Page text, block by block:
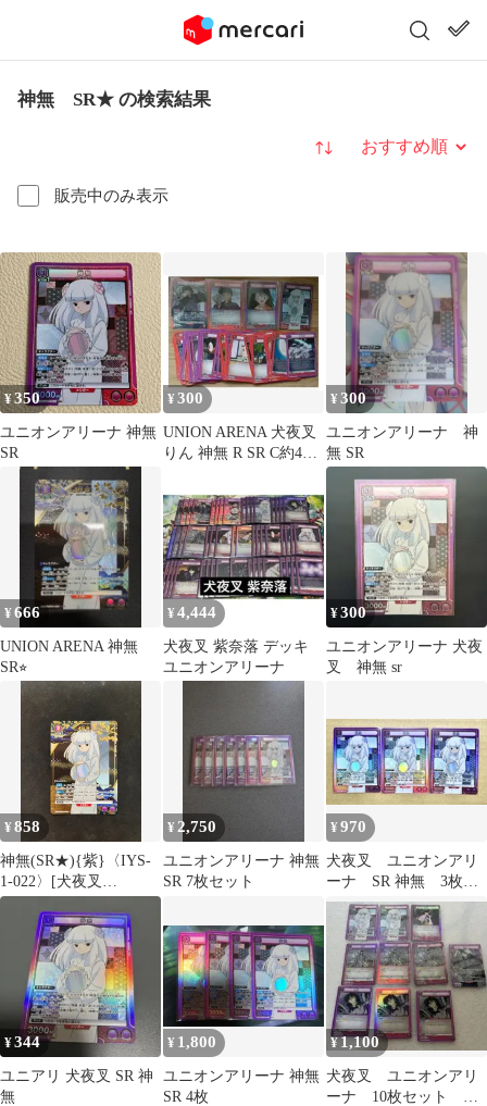
神無 SR★ の検索結果
販売中のみ表示
並び替え
¥350
ユニオンアリーナ 神無
SR
¥300
UNION ARENA 犬夜叉
りん 神無 R SR C約40
¥300
ユニオンアリーナ 神
無 SR
¥666
UNION ARENA 神無
SR⭐︎
¥4,444
犬夜叉 紫奈落 デッキ
ユニオンアリーナ
¥300
ユニオンアリーナ 犬夜
叉 神無 sr
¥858
神無(SR★){紫}〈IYS-
1-022〉[犬夜叉
【UA50BT】]ユニアリ
パラレル
¥2,750
ユニオンアリーナ 神無
SR 7枚セット
¥970
犬夜叉 ユニオンアリ
ーナ SR 神無 3枚セ
ット
¥344
ユニアリ 犬夜叉 SR 神
無
¥ 1,800
ユニオンアリーナ 神無
SR 4枚
¥1,100
犬夜叉 ユニオンアリ
ーナ 10枚セット 奈